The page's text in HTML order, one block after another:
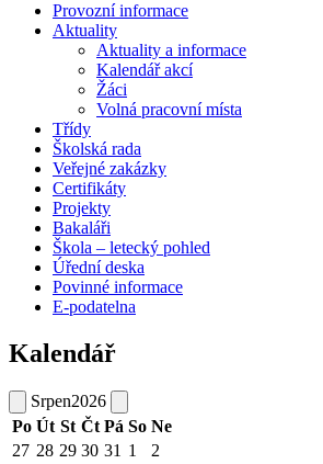
Provozní informace
Aktuality
Aktuality a informace
Kalendář akcí
Žáci
Volná pracovní místa
Třídy
Školská rada
Veřejné zakázky
Certifikáty
Projekty
Bakaláři
Škola – letecký pohled
Úřední deska
Povinné informace
E-podatelna
Kalendář
Srpen2026
Po Út St Čt Pá So Ne
27 28 29 30 31 1
2